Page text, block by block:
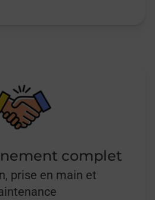
complet
prise en main et